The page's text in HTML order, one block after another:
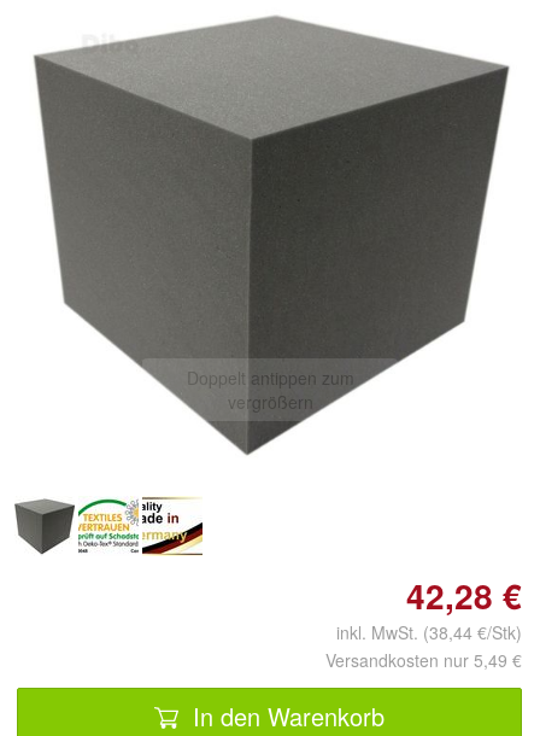
Doppelt antippen zum
vergrößern
42,28 €
inkl. MwSt. (38,44 €/Stk)
Versandkosten nur 5,49 €
In den Warenkorb